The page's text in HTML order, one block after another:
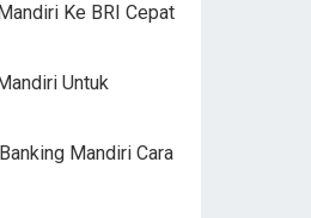
Ke BRI Cepat
Untuk
Mandiri Cara